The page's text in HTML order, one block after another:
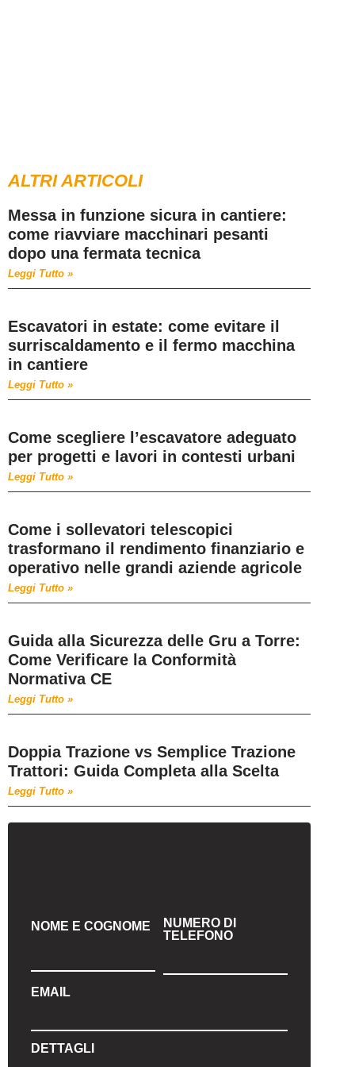
ALTRI ARTICOLI
Messa in funzione sicura in cantiere:
come riavviare macchinari pesanti
dopo una fermata tecnica
Leggi Tutto »
Escavatori in estate: come evitare il
surriscaldamento e il fermo macchina
in cantiere
Leggi Tutto »
Come scegliere l’escavatore adeguato
per progetti e lavori in contesti urbani
Leggi Tutto »
Come i sollevatori telescopici
trasformano il rendimento finanziario e
operativo nelle grandi aziende agricole
Leggi Tutto »
Guida alla Sicurezza delle Gru a Torre:
Come Verificare la Conformità
Normativa CE
Leggi Tutto »
Doppia Trazione vs Semplice Trazione
Trattori: Guida Completa alla Scelta
Leggi Tutto »
NOME E COGNOME
NUMERO DI
TELEFONO
EMAIL
DETTAGLI